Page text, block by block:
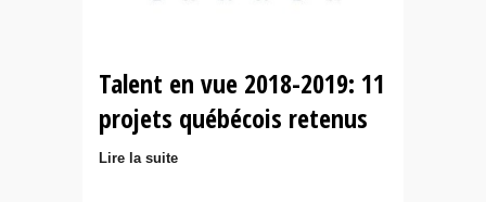
Talent en vue 2018-2019: 11
projets québécois retenus
Lire la suite